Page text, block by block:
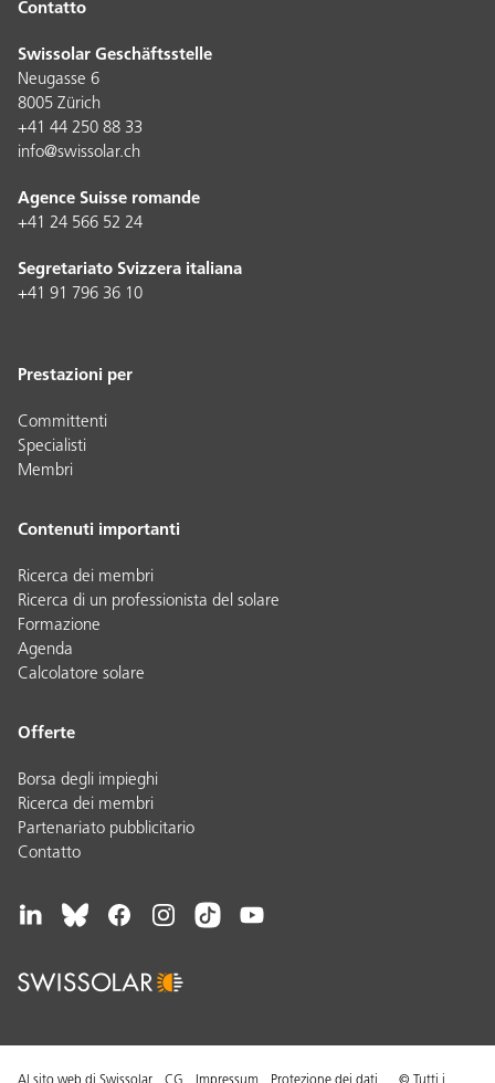
Contatto
Swissolar Geschäftsstelle
Neugasse 6
8005 Zürich
+41 44 250 88 33
info@swissolar.ch
Agence Suisse romande
+41 24 566 52 24
Segretariato Svizzera italiana
+41 91 796 36 10
Prestazioni per
Committenti
Specialisti
Membri
Contenuti importanti
Ricerca dei membri
Ricerca di un professionista del solare
Formazione
Agenda
Calcolatore solare
Offerte
Borsa degli impieghi
Ricerca dei membri
Partenariato pubblicitario
Contatto